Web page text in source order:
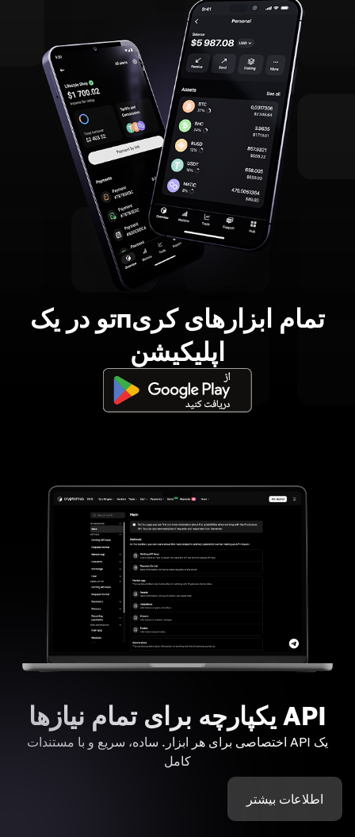
تمام ابزارهای کریпتو در یک
اپلیکیشن
API یکپارچه برای تمام نیازها
یک API اختصاصی برای هر ابزار. ساده، سریع و با مستندات
کامل
اطلاعات بیشتر